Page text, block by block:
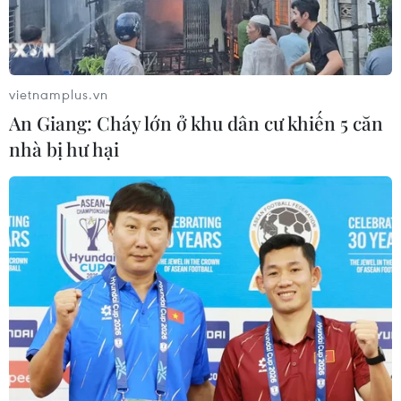
xử lý. Do vậy, hành vi của các bị cáo cần phải
được xử phạt nghiêm minh nhằm cảnh cáo, răn
đe và phòng ngừa chung.
Bản án sơ thẩm nêu rõ, bị cáo Nguyễn Thế Anh
phụ trách nhiều cương vị trọng yếu trong đấu
tranh phòng, chống tội phạm nói chung và
chống buôn lậu nói riêng.
Nhưng vì tư lợi, bị cáo đã đồng ý giúp đỡ, bao
che, bảo kê cho hoạt động buôn lậu xăng và
nhận hối lộ trên 19 tỷ đồng. Khi nhóm buôn lậu
bị bắt, bị cáo Thế Anh còn hướng dẫn, đưa tiền
cho đồng phạm đi trốn nhằm che giấu hành vi
nhận hối lộ của mình.
Trong những ngày xét hỏi và tranh luận trước
vietnamplus.vn
An Giang: Cháy lớn ở khu dân cư khiến 5 căn
nhà bị hư hại